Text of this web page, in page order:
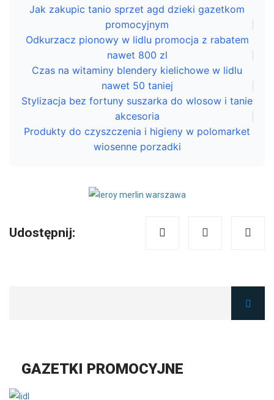
Jak zakupic tanio sprzet agd dzieki gazetkom
promocyjnym
Odkurzacz pionowy w lidlu promocja z rabatem
nawet 800 zl
Czas na witaminy blendery kielichowe w lidlu
nawet 50 taniej
Stylizacja bez fortuny suszarka do wlosow i tanie
akcesoria
Produkty do czyszczenia i higieny w polomarket
wiosenne porzadki
Udostępnij:
GAZETKI PROMOCYJNE